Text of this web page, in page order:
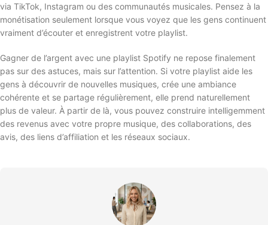
via TikTok, Instagram ou des communautés musicales. Pensez à la
monétisation seulement lorsque vous voyez que les gens continuent
vraiment d’écouter et enregistrent votre playlist.
Gagner de l’argent avec une playlist Spotify ne repose finalement
pas sur des astuces, mais sur l’attention. Si votre playlist aide les
gens à découvrir de nouvelles musiques, crée une ambiance
cohérente et se partage régulièrement, elle prend naturellement
plus de valeur. À partir de là, vous pouvez construire intelligemment
des revenus avec votre propre musique, des collaborations, des
avis, des liens d’affiliation et les réseaux sociaux.